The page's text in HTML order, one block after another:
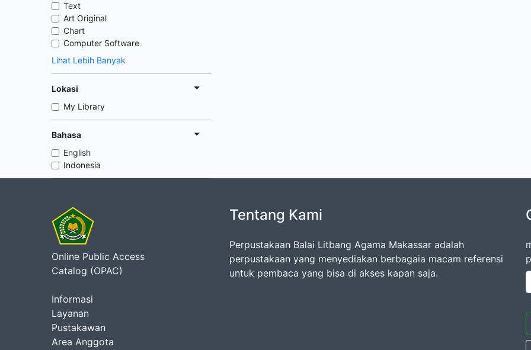
Text
Art Original
Chart
Computer Software
Lihat Lebih Banyak
Lokasi
My Library
Bahasa
English
Indonesia
Online Public Access
Catalog (OPAC)
Informasi
Layanan
Pustakawan
Area Anggota
Tentang Kami
Perpustakaan Balai Litbang Agama Makassar adalah
perpustakaan yang menyediakan berbagaia macam referensi
untuk pembaca yang bisa di akses kapan saja.